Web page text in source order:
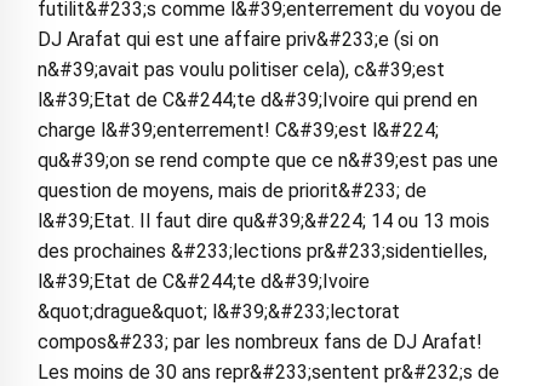
futilit&#233;s comme l&#39;enterrement du voyou de
DJ Arafat qui est une affaire priv&#233;e (si on
n&#39;avait pas voulu politiser cela), c&#39;est
l&#39;Etat de C&#244;te d&#39;Ivoire qui prend en
charge l&#39;enterrement! C&#39;est l&#224;
qu&#39;on se rend compte que ce n&#39;est pas une
question de moyens, mais de priorit&#233; de
l&#39;Etat. Il faut dire qu&#39;&#224; 14 ou 13 mois
des prochaines &#233;lections pr&#233;sidentielles,
l&#39;Etat de C&#244;te d&#39;Ivoire
&quot;drague&quot; l&#39;&#233;lectorat
compos&#233; par les nombreux fans de DJ Arafat!
Les moins de 30 ans repr&#233;sentent pr&#232;s de